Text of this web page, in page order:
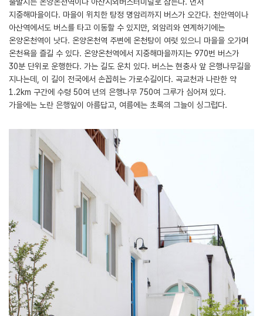
지중해마을이다. 마을이 위치한 탕정 명암리까지 버스가 오간다. 천안역이나
아산역에서도 버스를 타고 이동할 수 있지만, 외암리와 연계하기에는
온양온천역이 낫다. 온양온천역 주변에 온천탕이 여럿 있으니 마을을 오가며
온천욕을 즐길 수 있다. 온양온천역에서 지중해마을까지는 970번 버스가
30분 단위로 운행한다. 가는 길도 운치 있다. 버스는 현충사 앞 은행나무길을
지나는데, 이 길이 전국에서 손꼽히는 가로수길이다. 곡교천과 나란한 약
1.2km 구간에 수령 50여 년의 은행나무 750여 그루가 심어져 있다.
가을에는 노란 은행잎이 아름답고, 여름에는 초록의 그늘이 싱그럽다.